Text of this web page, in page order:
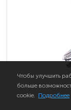
Чтобы улучшить
больше
cookie. Подробнее